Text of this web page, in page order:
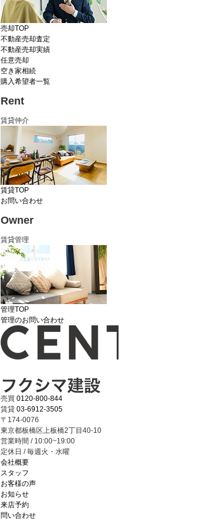
売却TOP
不動産売却査定
不動産売却実績
任意売却
空き家相続
購入希望者一覧
Rent
賃貸仲介
賃貸TOP
お問い合わせ
Owner
賃貸管理
管理TOP
管理のお問い合わせ
売買 0120-800-844
賃貸 03-6912-3505
〒174-0076
東京都板橋区上板橋2丁目40-10
営業時間 / 10:00~19:00
定休日 / 毎週火・水曜
会社概要
スタッフ
お客様の声
お知らせ
来店予約
問い合わせ